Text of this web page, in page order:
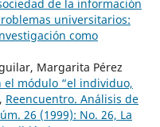
de la información
universitarios:
como
Margarita Pérez
el módulo “el individuo,
, Reencuentro. Análisis de
26 (1999): No. 26, La